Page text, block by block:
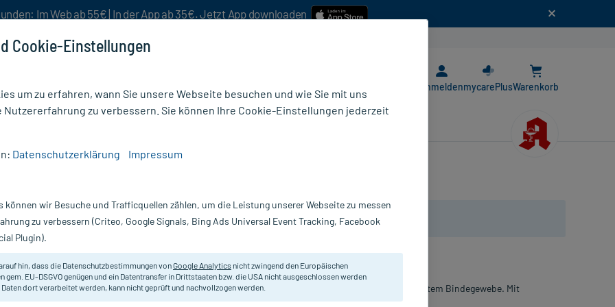
Im Web ab 55€ | In der App ab 35€. Jetzt App downloaden
AnmeldenmycarePlusWarenkorb
Nur für kurze Zeit:Gratis-Versand* ab 19€ Mindestbestellwert!
Tabletten, 30
Doppelherz
Zum Erhalt und der Nährstoffversorgung gesunder Haut und festem Bindegewebe. Mit
Kollagenhydrolysat und Vitaminen.
Cookie-Einstellungen
um zu erfahren, wann Sie unsere Webseite besuchen und wie Sie mit uns
Nutzererfahrung zu verbessern. Sie können Ihre Cookie-Einstellungen jederzeit
Datenschutzerklärung Impressum
können wir Besuche und Trafficquellen zählen, um die Leistung unserer Webseite zu messen
zu verbessern (Criteo, Google Signals, Bing Ads Universal Event Tracking, Facebook
Plugin).
hin, dass die Datenschutzbestimmungen vonGoogle Analytics nicht zwingend den Europäischen
gem. EU-DSGVO genügen und ein Datentransfer in Drittstaaten bzw. die USA nicht ausgeschlossen werden
Daten dort verarbeitet werden, kann nicht geprüft und nachvollzogen werden.